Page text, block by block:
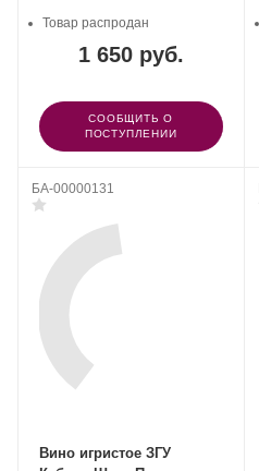
1 650 руб.
Товар распродан
СООБЩИТЬ О
ПОСТУПЛЕНИИ
БА-00000131
Вино игристое ЗГУ